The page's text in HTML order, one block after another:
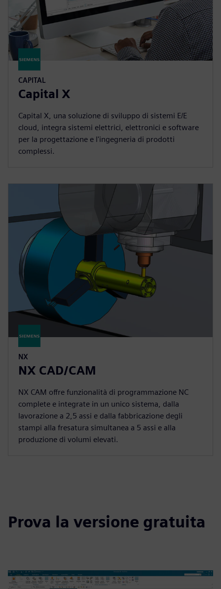
CAPITAL
Capital X
Capital X, una soluzione di sviluppo di sistemi E/E
cloud, integra sistemi elettrici, elettronici e software
per la progettazione e l'ingegneria di prodotti
complessi.
NX
NX CAD/CAM
NX CAM offre funzionalità di programmazione NC
complete e integrate in un unico sistema, dalla
lavorazione a 2,5 assi e dalla fabbricazione degli
stampi alla fresatura simultanea a 5 assi e alla
produzione di volumi elevati.
Prova la versione gratuita